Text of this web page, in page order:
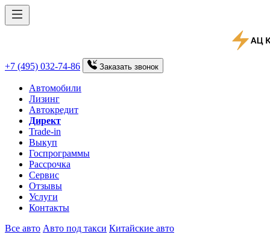
+7 (495) 032-74-86 Заказать звонок
Автомобили
Лизинг
Автокредит
Директ
Trade-in
Выкуп
Госпрограммы
Рассрочка
Сервис
Отзывы
Услуги
Контакты
Все авто Авто под такси Китайские авто